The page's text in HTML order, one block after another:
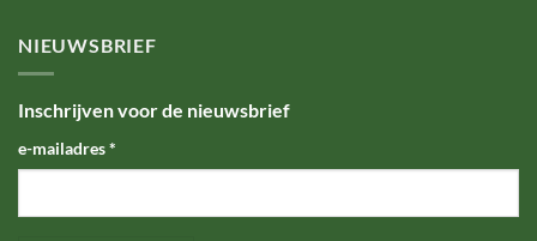
NIEUWSBRIEF
Inschrijven voor de nieuwsbrief
e-mailadres*